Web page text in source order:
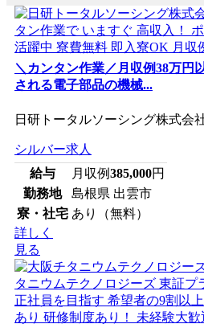
＼カンタン作業／月収例38万円
される電子部品の機械...
日研トータルソーシング株式会
シルバー求人
給与
月収例385,000円
勤務地
島根県 出雲市
寮・社宅 あり（無料）
詳しく
見る